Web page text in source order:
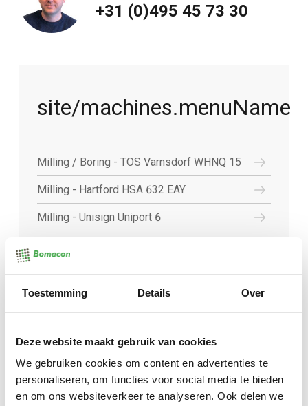
Toestemming Details Over
Deze website maakt gebruik van cookies
We gebruiken cookies om content en advertenties te
personaliseren, om functies voor social media te bieden
en om ons websiteverkeer te analyseren. Ook delen we
+31 (0)495 45 73 30
site/machines.menuName
Milling / Boring - TOS Varnsdorf WHNQ 15
Milling - Hartford HSA 632 EAY
Milling - Unisign Uniport 6
Milling - MTE BF4200
Milling - Unisign Univers 6
Measuring – Mitutoyo CMM measuring
machine